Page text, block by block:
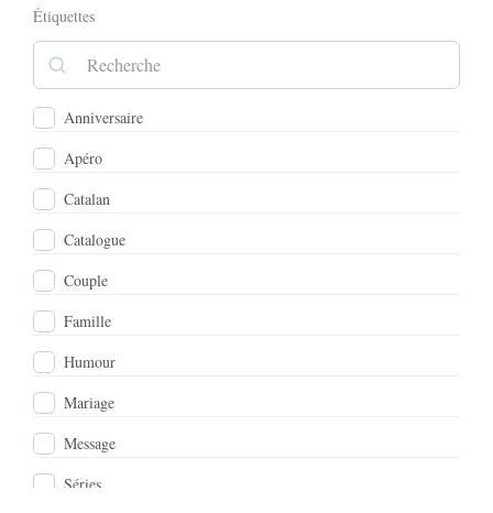
Étiquettes
Anniversaire
Apéro
Catalan
Catalogue
Couple
Famille
Humour
Mariage
Message
Séries